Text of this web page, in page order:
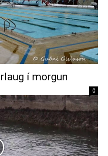
í morgun
0